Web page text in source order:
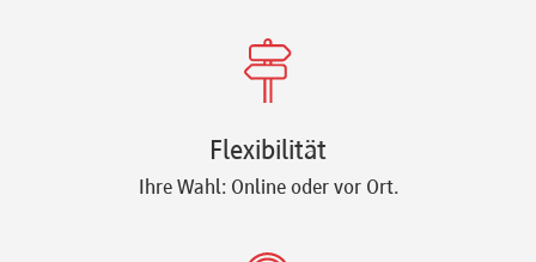
Flexibilität
Ihre Wahl: Online oder vor Ort.